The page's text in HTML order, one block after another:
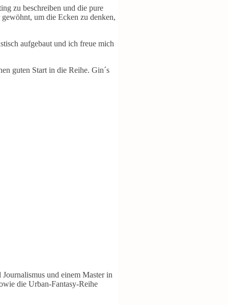
zu beschreiben und die pure
um die Ecken zu denken,
aufgebaut und ich freue mich
guten Start in die Reihe. Gin´s
und einem Master in
die Urban-Fantasy-Reihe